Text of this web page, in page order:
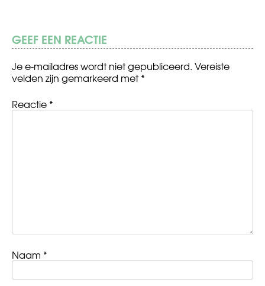
GEEF EEN REACTIE
Je e-mailadres wordt niet gepubliceerd. Vereiste
velden zijn gemarkeerd met*
Reactie *
Naam *